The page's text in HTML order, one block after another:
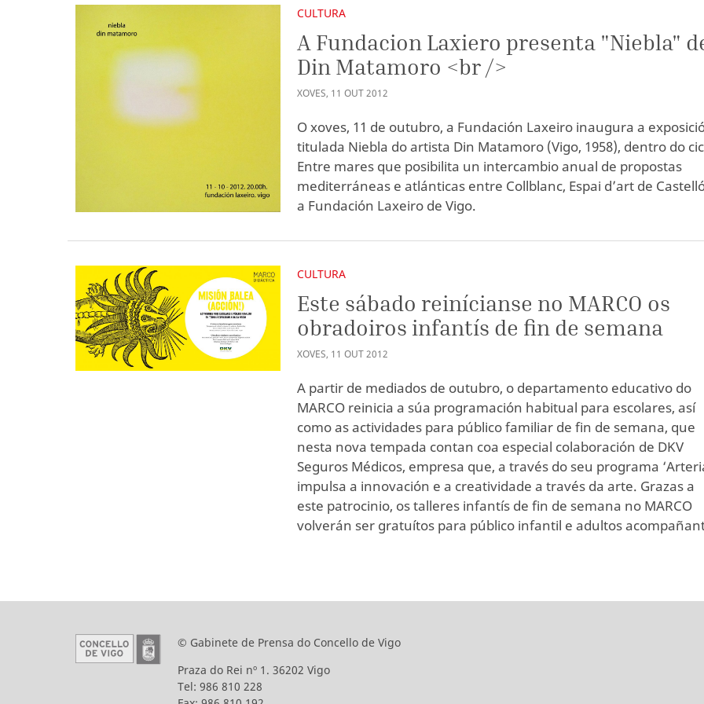
CULTURA
A Fundacion Laxiero presenta "Niebla"
Din Matamoro <br />
XOVES, 11 OUT2012
O xoves, 11 de outubro, a Fundación Laxeiro inaugura a
titulada Niebla do artista Din Matamoro (Vigo, 1958), dentro do
Entre mares que posibilita un intercambio anual de propostas
mediterráneas e atlánticas entre Collblanc, Espai d’art de
a Fundación Laxeiro de Vigo.
CULTURA
Este sábado reinícianse no MARCO os
obradoiros infantís de fin de semana
XOVES, 11 OUT2012
A partir de mediados de outubro, o departamento educativo do
MARCO reinicia a súa programación habitual para escolares, así
como as actividades para público familiar de fin de semana, que
nesta nova tempada contan coa especial colaboración de DKV
Seguros Médicos, empresa que, a través do seu programa
impulsa a innovación e a creatividade a través da arte. Grazas a
este patrocinio, os talleres infantís de fin de semana no MARCO
volverán ser gratuítos para público infantil e adultos
© Gabinete de Prensa do Concello de Vigo
Praza do Rei nº 1. 36202 Vigo
Tel: 986 810 228